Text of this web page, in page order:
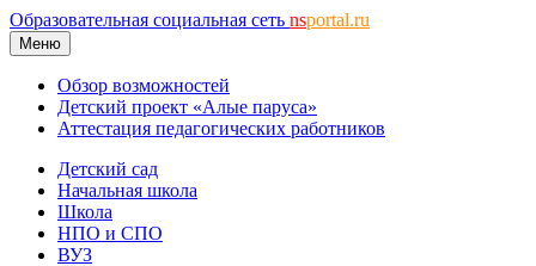
Образовательная социальная сеть nsportal.ru
Меню
Обзор возможностей
Детский проект «Алые паруса»
Аттестация педагогических работников
Детский сад
Начальная школа
Школа
НПО и СПО
ВУЗ